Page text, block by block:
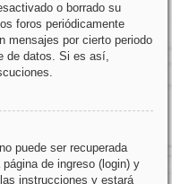
o borrado su
foros periódicamente
mensajes por cierto periodo
de datos. Si es así,
puede ser recuperada
de ingreso (login) y
instrucciones y estará